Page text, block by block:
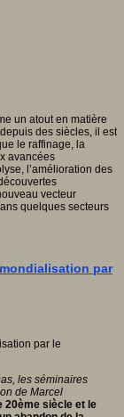
un atout en matière
des siècles, il est
le raffinage, la
avancées
l’amélioration des
vecteur
quelques secteurs
par
les séminaires
de Marcel
20ème siècle et le